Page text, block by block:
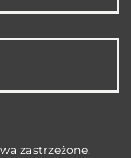
zastrzeżone.